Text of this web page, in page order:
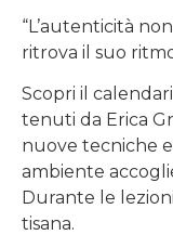
“L’autenticità
ritrova il suo
Scopri il
tenuti da Erica
nuove tecniche
ambiente
Durante le
tisana.